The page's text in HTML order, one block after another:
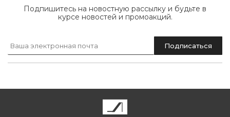
Подпишитесь на новостную рассылку и будьте в
курсе новостей и промоакций.